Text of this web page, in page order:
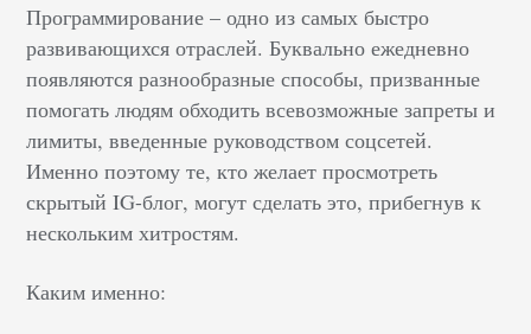
Программирование – одно из самых быстро
развивающихся отраслей. Буквально ежедневно
появляются разнообразные способы, призванные
помогать людям обходить всевозможные запреты и
лимиты, введенные руководством соцсетей.
Именно поэтому те, кто желает просмотреть
скрытый IG-блог, могут сделать это, прибегнув к
нескольким хитростям.
Каким именно: